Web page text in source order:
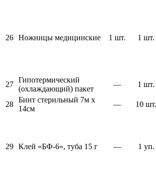
26 Ножницы медицинские 1 шт. 1 шт.
27
Гипотермический
(охлаждающий) пакет
— 1 шт.
28
Бинт стерильный 7м х
14см
— 10 шт.
29 Клей «БФ-6», туба 15 г — 1 уп.